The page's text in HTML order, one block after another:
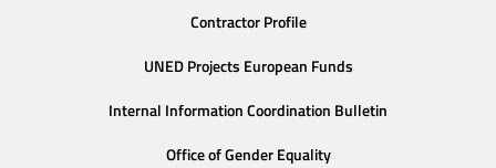
Contractor Profile
UNED Projects European Funds
Internal Information Coordination Bulletin
Office of Gender Equality